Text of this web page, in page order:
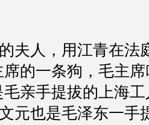
夫人，用江青在法
席的一条狗，毛主
毛亲手提拔的上海
元也是毛泽东一手